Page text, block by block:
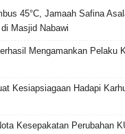
45°C, Jamaah Safina
Masjid Nabawi
Mengamankan Pelaku
Kesiapsiagaan Hadapi
Kesepakatan Perubahan